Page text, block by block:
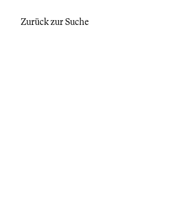
Zurück zur Suche